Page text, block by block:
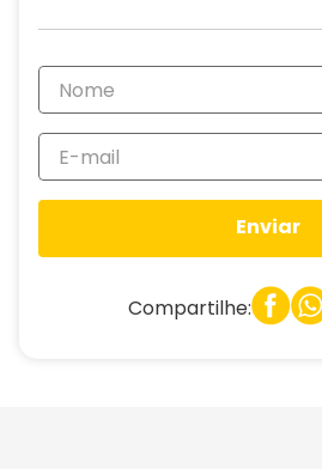
Enviar
Compartilhe: